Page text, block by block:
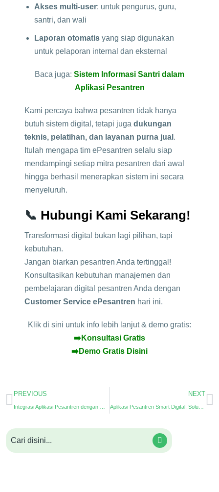
Akses multi-user: untuk pengurus, guru,
santri, dan wali
Laporan otomatis yang siap digunakan
untuk pelaporan internal dan eksternal
Baca juga: Sistem Informasi Santri dalam
Aplikasi Pesantren
Kami percaya bahwa pesantren tidak hanya
butuh sistem digital, tetapi juga dukungan
teknis, pelatihan, dan layanan purna jual .
Itulah mengapa tim ePesantren selalu siap
mendampingi setiap mitra pesantren dari awal
hingga berhasil menerapkan sistem ini secara
menyeluruh.
📞 Hubungi Kami Sekarang!
Transformasi digital bukan lagi pilihan, tapi
kebutuhan.
Jangan biarkan pesantren Anda tertinggal!
Konsultasikan kebutuhan manajemen dan
pembelajaran digital pesantren Anda dengan
Customer Service ePesantren hari ini.
Klik di sini untuk info lebih lanjut & demo gratis:
➡️Konsultasi Gratis
➡️Demo Gratis Disini
PREVIOUS NEXT
Aplikasi Pesantren Smart Digital: Solusi Modern untuk Manajemen Pondok